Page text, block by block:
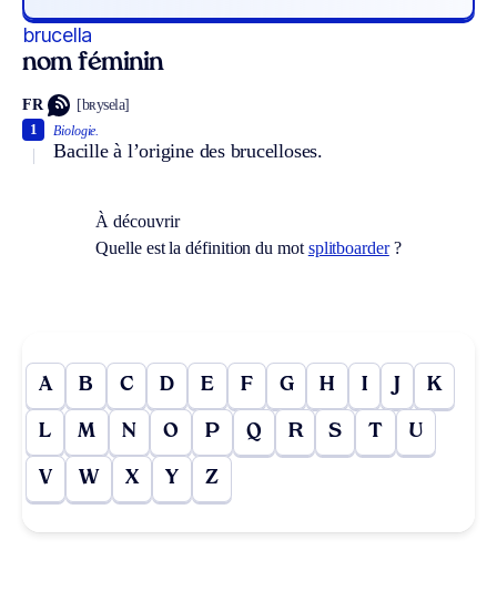
brucella
nom féminin
FR [bʀysela]
Biologie.
Bacille à l’origine des brucelloses.
1
À découvrir
Quelle est la définition du mot splitboarder?
A B C D E F G H I J K
L M N O P Q R S T U
V W X Y Z